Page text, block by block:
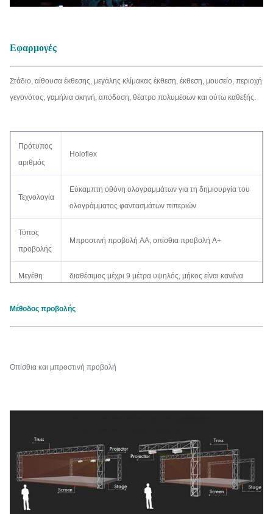
Εφαρμογές
Στάδιο, αίθουσα έκθεσης, μεγάλης κλίμακας έκθεση, έκθεση, μουσείο, περιοχή
γεγονότος, γαμήλια σκηνή, απόδοση, θέατρο πολυμέσων και ούτω καθεξής.
Πρότυπος
αριθμός
Holoflex
Τεχνολογία
Εύκαμπτη οθόνη ολογραμμάτων για τη δημιουργία του
ολογράμματος φαντασμάτων πιπεριών
Τύπος
προβολής
Μπροστινή προβολή AA, οπίσθια προβολή A+
Μεγέθη
διαθέσιμος μέχρι 9 μέτρα υψηλός, μήκος είναι κανένα
Υλικό Πολυαμίδιο
Μέθοδος προβολής
Οπίσθια και μπροστινή προβολή